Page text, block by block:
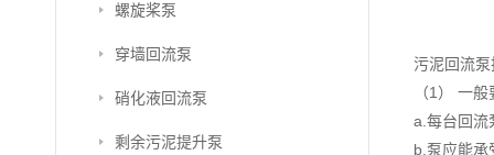
螺旋桨泵
穿墙回流泵
硝化液回流泵
剩余污泥提升泵
污泥回流
（1） 一
a.每台回流
b.泵应能承